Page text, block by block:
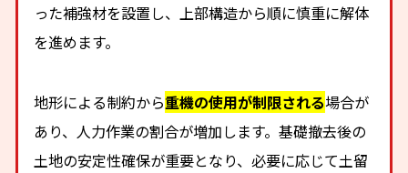
った補強材を設置し、上部構造から順に慎重に解体
を進めます。
地形による制約から重機の使用が制限される場合が
あり、人力作業の割合が増加します。基礎撤去後の
土地の安定性確保が重要となり、必要に応じて土留